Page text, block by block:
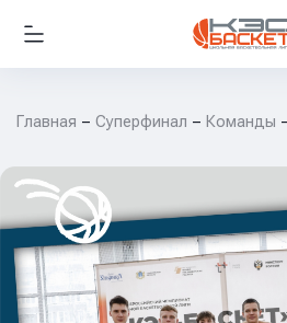
Главная Суперфинал Команды